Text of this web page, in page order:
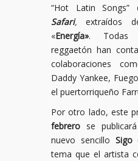
“Hot Latin Songs”
Safari, extraídos
«Energía». Todas
reggaetón han
colaboraciones
Daddy Yankee,
el puertorriqueño
Por otro lado, este
febrero se
nuevo sencillo Sigo
tema que el artista